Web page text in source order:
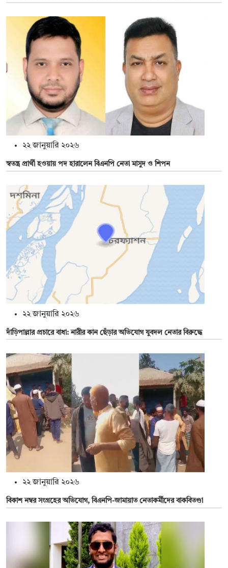
২২ জানুয়ারি ২০২৬
স্বতন্ত্র প্রার্থী হওয়ায় পদ হারালেন বিএনপি নেতা মাসুদ ও শিপন
২২ জানুয়ারি ২০২৬
দাঁড়িপাল্লার প্রচারে বাধা: নারীর কান ছেঁড়ার অভিযোগ যুবদল নেতার বিরুদ্ধে
২২ জানুয়ারি ২০২৬
বিকাশ নম্বর সংগ্রহের অভিযোগ, বিএনপি-জামায়াত নেতাকর্মীদের বাকবিতণ্ডা